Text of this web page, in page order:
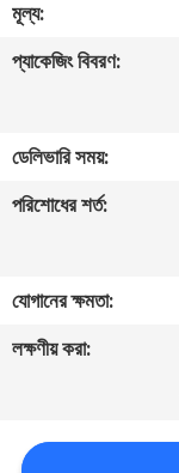
পরিদর্শন
নিয়ন্ত্রণ
খবর
একটি
উদ্ধৃতি
মূল্য:
প্যাকেজিং বিবরণ:
ডেলিভারি সময়:
পরিশোধের শর্ত:
যোগানের ক্ষমতা:
লক্ষণীয় করা: